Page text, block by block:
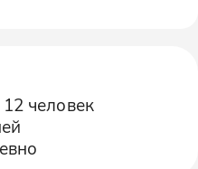
человек